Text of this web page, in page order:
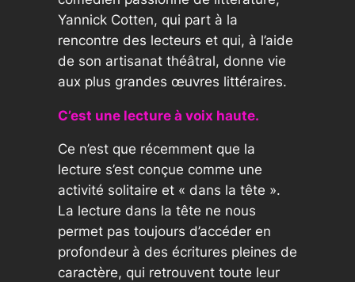
Yannick Cotten, qui part à la
rencontre des lecteurs et qui, à l’aide
de son artisanat théâtral, donne vie
aux plus grandes œuvres littéraires.
C’est une lecture à voix haute.
Ce n’est que récemment que la
lecture s’est conçue comme une
activité solitaire et « dans la tête ».
La lecture dans la tête ne nous
permet pas toujours d’accéder en
profondeur à des écritures pleines de
caractère, qui retrouvent toute leur